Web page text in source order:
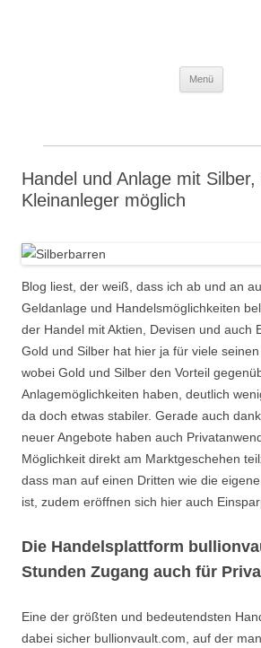
Menü
Handel und Anlage mit
Kleinanleger möglich
Blog liest, der weiß, dass ich ab und an
Geldanlage und Handelsmöglichkeiten
der Handel mit Aktien, Devisen und auch
Gold und Silber hat hier ja für viele
wobei Gold und Silber den Vorteil
Anlagemöglichkeiten haben, deutlich
da doch etwas stabiler. Gerade auch
neuer Angebote haben auch
Möglichkeit direkt am Marktgeschehen
dass man auf einen Dritten wie die
ist, zudem eröffnen sich hier auch
Die Handelsplattform
Stunden Zugang auch für
Eine der größten und bedeutendsten
dabei sicher bullionvault.com, auf der